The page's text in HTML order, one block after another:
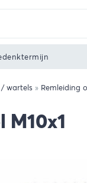
/ wartels » Remleiding
M10x1